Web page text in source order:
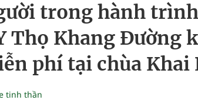
nghị của chuyên gia
đầu từ trải nghiệm thực tế
liệu
trong hành
Thọ Khang Đường
phí tại chùa Khai
tinh thần